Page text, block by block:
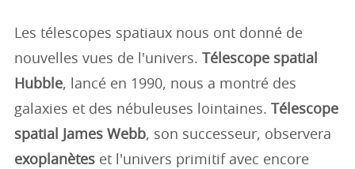
Les télescopes spatiaux nous ont donné de
nouvelles vues de l'univers.
Télescope spatial
Hubble, lancé en 1990, nous a montré des
galaxies et des nébuleuses lointaines.
Télescope
spatial James Webb, son successeur, observera
exoplanètes et l'univers primitif avec encore